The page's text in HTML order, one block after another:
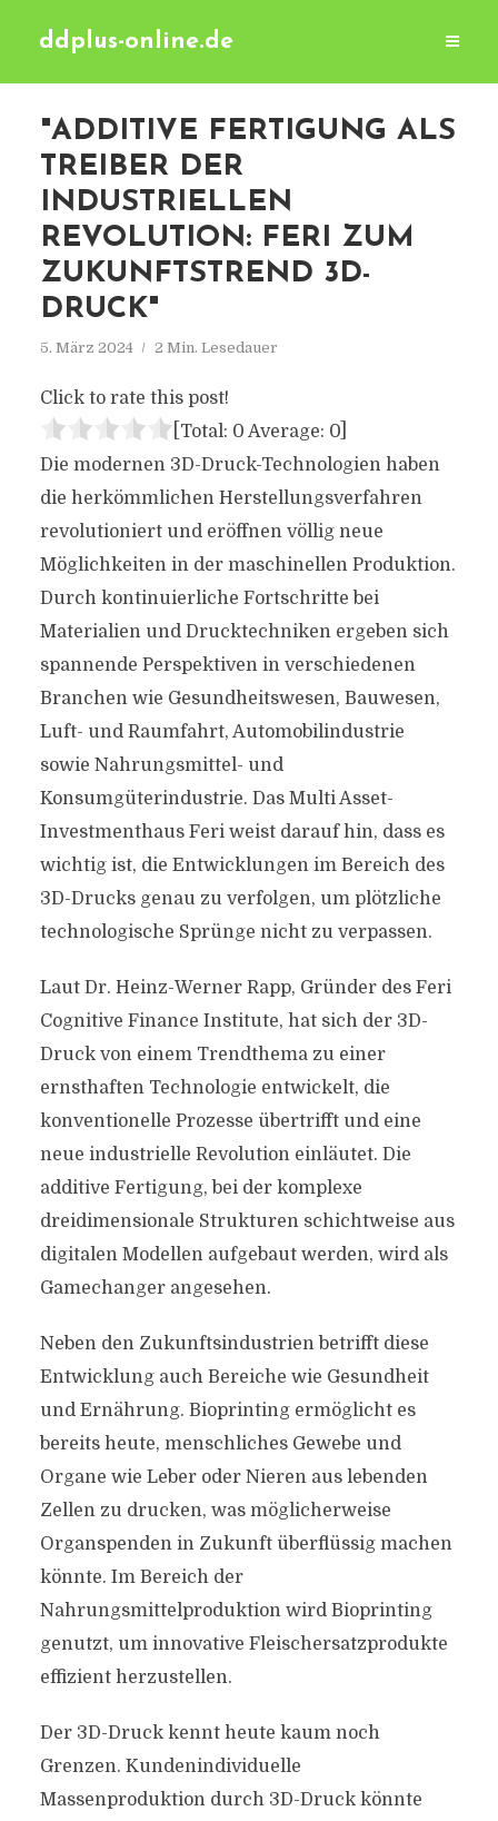
ddplus-online.de
"ADDITIVE FERTIGUNG ALS
TREIBER DER
INDUSTRIELLEN
REVOLUTION: FERI ZUM
ZUKUNFTSTREND 3D-
DRUCK"
5. März 2024 2 Min. Lesedauer
Click to rate this post!
[Total: 0 Average: 0]
Die modernen 3D-Druck-Technologien haben
die herkömmlichen Herstellungsverfahren
revolutioniert und eröffnen völlig neue
Möglichkeiten in der maschinellen Produktion.
Durch kontinuierliche Fortschritte bei
Materialien und Drucktechniken ergeben sich
spannende Perspektiven in verschiedenen
Branchen wie Gesundheitswesen, Bauwesen,
Luft- und Raumfahrt, Automobilindustrie
sowie Nahrungsmittel- und
Konsumgüterindustrie. Das Multi Asset-
Investmenthaus Feri weist darauf hin, dass es
wichtig ist, die Entwicklungen im Bereich des
3D-Drucks genau zu verfolgen, um plötzliche
technologische Sprünge nicht zu verpassen.
Laut Dr. Heinz-Werner Rapp, Gründer des Feri
Cognitive Finance Institute, hat sich der 3D-
Druck von einem Trendthema zu einer
ernsthaften Technologie entwickelt, die
konventionelle Prozesse übertrifft und eine
neue industrielle Revolution einläutet. Die
additive Fertigung, bei der komplexe
dreidimensionale Strukturen schichtweise aus
digitalen Modellen aufgebaut werden, wird als
Gamechanger angesehen.
Neben den Zukunftsindustrien betrifft diese
Entwicklung auch Bereiche wie Gesundheit
und Ernährung. Bioprinting ermöglicht es
bereits heute, menschliches Gewebe und
Organe wie Leber oder Nieren aus lebenden
Zellen zu drucken, was möglicherweise
Organspenden in Zukunft überflüssig machen
könnte. Im Bereich der
Nahrungsmittelproduktion wird Bioprinting
genutzt, um innovative Fleischersatzprodukte
effizient herzustellen.
Der 3D-Druck kennt heute kaum noch
Grenzen. Kundenindividuelle
Massenproduktion durch 3D-Druck könnte